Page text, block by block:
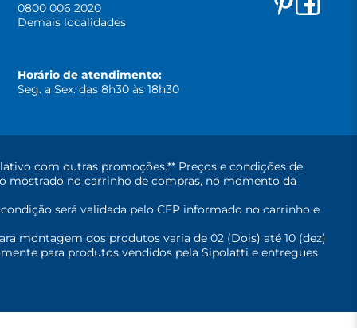
0800 006 2020
Demais localidades
Horário de atendimento:
Seg. a Sex. das 8h30 às 18h30
com outras promoções.** Preços e condições de
mostrado no carrinho de compras, no momento da
condição será validada pelo CEP informado no carrinho e
montagem dos produtos varia de 02 (Dois) até 10 (dez)
para produtos vendidos pela Sipolatti e entregues